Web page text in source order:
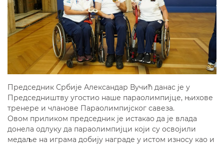
Председник Србије Александар Вучић данас је у
Председништву угостио наше параолимпијце, њихове
тренере и чланове Параолимпијског савеза.
Овом приликом председник је истакао да је влада
донела одлуку да параолимпијци који су освојили
медаље на играма добију награде у истом износу као и